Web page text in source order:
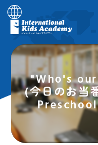
"Who's
(今日のお当